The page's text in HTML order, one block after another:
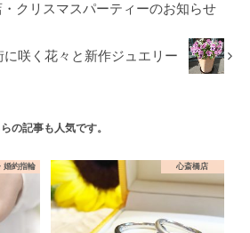
クリスマスパーティーのお知らせ
に咲く花々と新作ジュエリー
の記事も人気です。
婚約指輪 心斎橋店